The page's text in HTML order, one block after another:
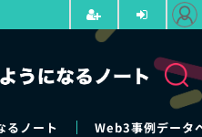
るノート Web3事例データ